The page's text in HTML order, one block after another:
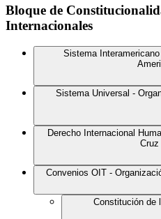
Bloque de
Internacionales
Sistema
Sistema Universal -
Derecho Internacional
Cruz
Convenios OIT -
Constitución de